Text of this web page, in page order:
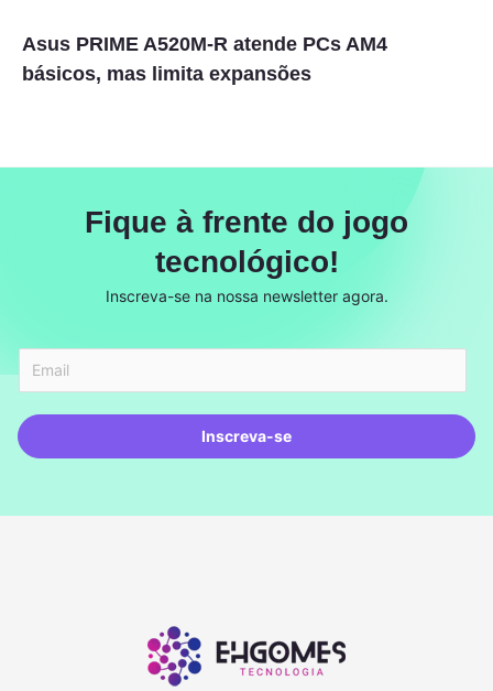
Asus PRIME A520M-R atende PCs AM4
básicos, mas limita expansões
Fique à frente do jogo
tecnológico!
Inscreva-se na nossa newsletter agora.
Inscreva-se